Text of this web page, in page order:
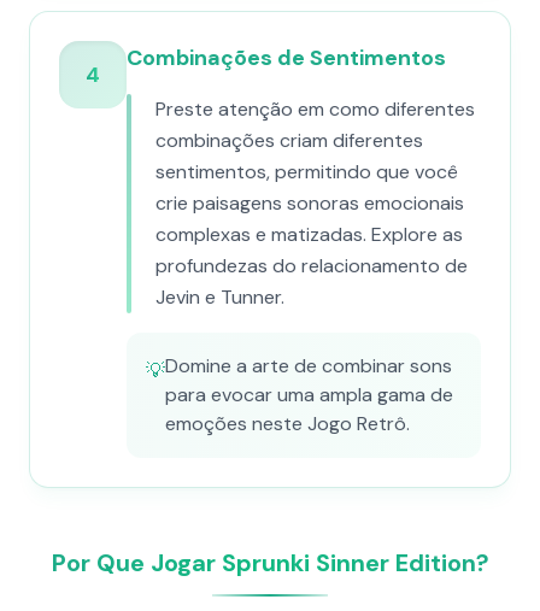
4
Combinações de Sentimentos
Preste atenção em como diferentes
combinações criam diferentes
sentimentos, permitindo que você
crie paisagens sonoras emocionais
complexas e matizadas. Explore as
profundezas do relacionamento de
Jevin e Tunner.
💡Domine a arte de combinar sons
para evocar uma ampla gama de
emoções neste Jogo Retrô.
Por Que Jogar Sprunki Sinner Edition?